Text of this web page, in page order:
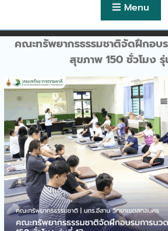
จัดการฟาร์
คณะทรัพยา
ต้อนรับคณ
เอ็นแอลพีเ
คณะทรัพยา
กิจกรรมบริ
ห้องเรียน
คณะทรัพยา
ต้อนรับสำ
จังหวัดสก
คณะทรัพยา
ลงนามควา
วิชาการด้า
คณะทรัพย
ให้บริการวิ
ใช้กล้องจุล
Menu
คณะทรัพยากรธรรมชาติจัดฝึกอบ
สุขภาพ 150 ชั่วโมง